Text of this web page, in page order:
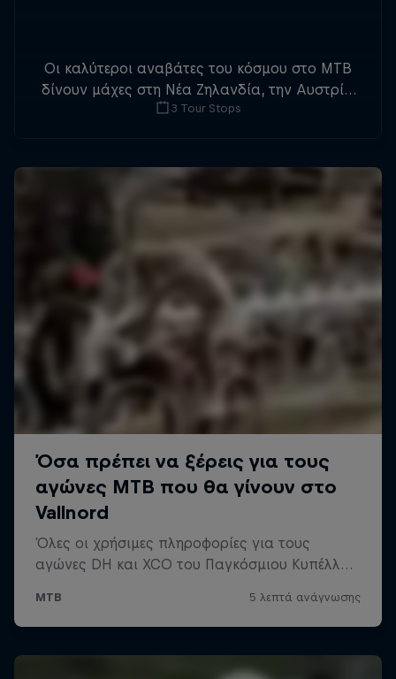
Οι καλύτεροι αναβάτες του κόσμου στο MTB
δίνουν μάχες στη Νέα Ζηλανδία, την Αυστρία
και τον Καναδά για το τριπλό στέμμα του
3 Tour Stops